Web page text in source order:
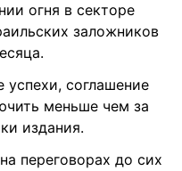
огня в секторе
заложников
соглашение
меньше чем за
издания.
переговорах до сих